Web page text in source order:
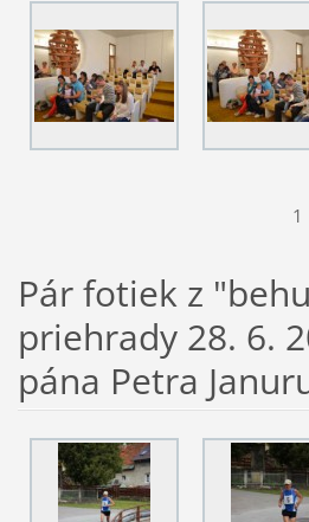
1
Pár fotiek z
priehrady 28. 6.
pána Petra